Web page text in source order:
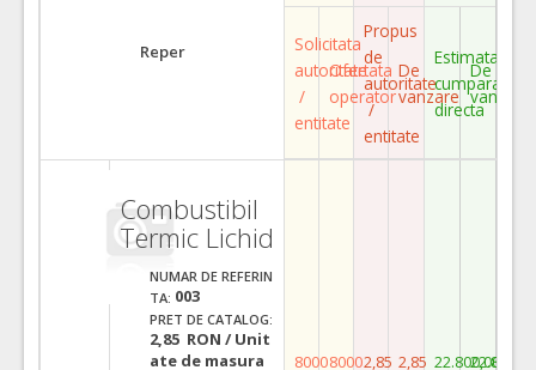
Reper
Solicitata
autoritate
/
entitate
Ofertata
operator
Propus
de
autoritate
/
entitate
De
vanzare
Estimata
cumparare
directa
De
vanzare
Combustibil
Termic Lichid
NUMAR DE REFERIN
TA: 003
PRET DE CATALOG:
2,85 RON / Unit
ate de masura
800080002,85 2,85 22.800,00